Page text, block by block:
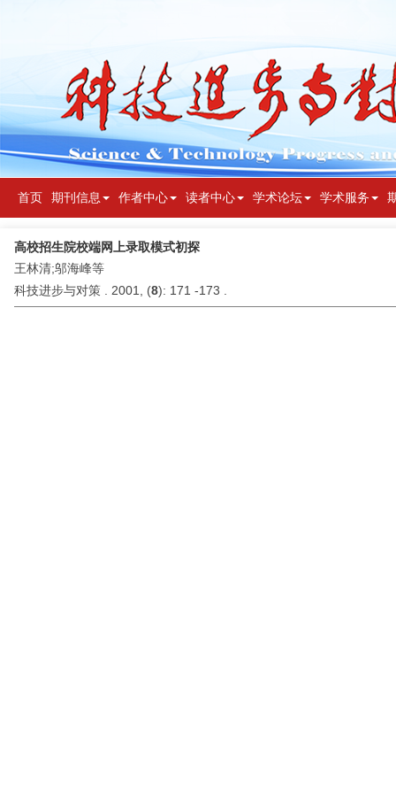
首页 期刊信息 作者中心 读者中心 学术论坛 学术服务
高校招生院校端网上录取模式初探
王林清;邬海峰等
科技进步与对策 . 2001, (8): 171 -173 .